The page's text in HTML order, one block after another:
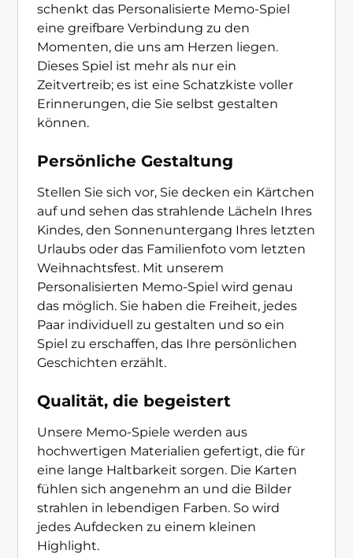
schenkt das Personalisierte Memo-Spiel
eine greifbare Verbindung zu den
Momenten, die uns am Herzen liegen.
Dieses Spiel ist mehr als nur ein
Zeitvertreib; es ist eine Schatzkiste voller
Erinnerungen, die Sie selbst gestalten
können.
Persönliche Gestaltung
Stellen Sie sich vor, Sie decken ein Kärtchen
auf und sehen das strahlende Lächeln Ihres
Kindes, den Sonnenuntergang Ihres letzten
Urlaubs oder das Familienfoto vom letzten
Weihnachtsfest. Mit unserem
Personalisierten Memo-Spiel wird genau
das möglich. Sie haben die Freiheit, jedes
Paar individuell zu gestalten und so ein
Spiel zu erschaffen, das Ihre persönlichen
Geschichten erzählt.
Qualität, die begeistert
Unsere Memo-Spiele werden aus
hochwertigen Materialien gefertigt, die für
eine lange Haltbarkeit sorgen. Die Karten
fühlen sich angenehm an und die Bilder
strahlen in lebendigen Farben. So wird
jedes Aufdecken zu einem kleinen
Highlight.